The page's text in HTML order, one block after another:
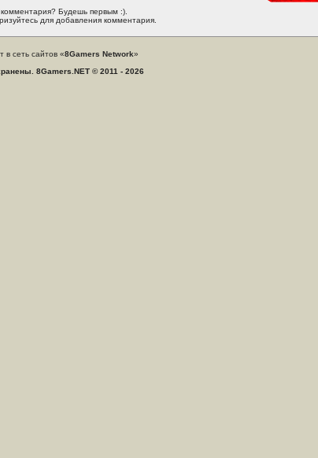
Будешь первым :).
для добавления комментария.
в сеть сайтов «8Gamers Network»
8Gamers.NET © 2011 - 2026